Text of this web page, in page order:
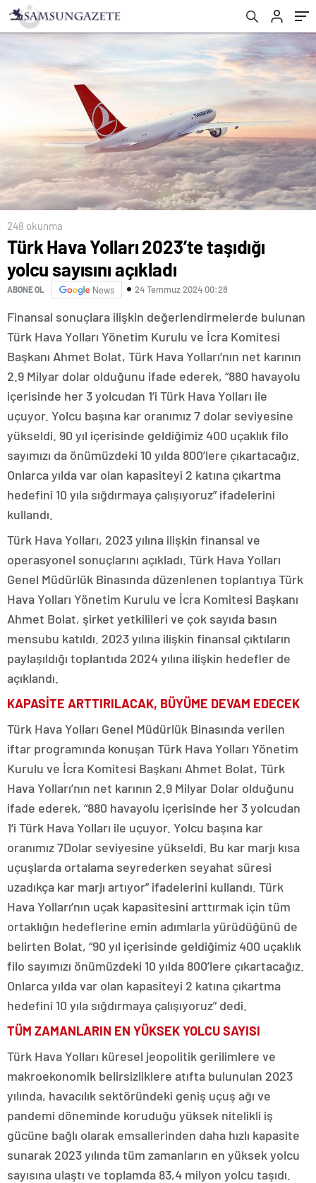
248 okunma
Türk Hava Yolları 2023’te taşıdığı
yolcu sayısını açıkladı
ABONE OL News 24 Temmuz 2024 00:28
Finansal sonuçlara ilişkin değerlendirmelerde bulunan
Türk Hava Yolları Yönetim Kurulu ve İcra Komitesi
Başkanı Ahmet Bolat, Türk Hava Yolları’nın net karının
2.9 Milyar dolar olduğunu ifade ederek, “880 havayolu
içerisinde her 3 yolcudan 1’i Türk Hava Yolları ile
uçuyor. Yolcu başına kar oranımız 7 dolar seviyesine
yükseldi. 90 yıl içerisinde geldiğimiz 400 uçaklık filo
sayımızı da önümüzdeki 10 yılda 800’lere çıkartacağız.
Onlarca yılda var olan kapasiteyi 2 katına çıkartma
hedefini 10 yıla sığdırmaya çalışıyoruz” ifadelerini
kullandı.
Türk Hava Yolları, 2023 yılına ilişkin finansal ve
operasyonel sonuçlarını açıkladı. Türk Hava Yolları
Genel Müdürlük Binasında düzenlenen toplantıya Türk
Hava Yolları Yönetim Kurulu ve İcra Komitesi Başkanı
Ahmet Bolat, şirket yetkilileri ve çok sayıda basın
mensubu katıldı. 2023 yılına ilişkin finansal çıktıların
paylaşıldığı toplantıda 2024 yılına ilişkin hedefler de
açıklandı.
KAPASİTE ARTTIRILACAK, BÜYÜME DEVAM EDECEK
Türk Hava Yolları Genel Müdürlük Binasında verilen
iftar programında konuşan Türk Hava Yolları Yönetim
Kurulu ve İcra Komitesi Başkanı Ahmet Bolat, Türk
Hava Yolları’nın net karının 2.9 Milyar Dolar olduğunu
ifade ederek, “880 havayolu içerisinde her 3 yolcudan
1’i Türk Hava Yolları ile uçuyor. Yolcu başına kar
oranımız 7Dolar seviyesine yükseldi. Bu kar marjı kısa
uçuşlarda ortalama seyrederken seyahat süresi
uzadıkça kar marjı artıyor” ifadelerini kullandı. Türk
Hava Yolları’nın uçak kapasitesini arttırmak için tüm
ortaklığın hedeflerine emin adımlarla yürüdüğünü de
belirten Bolat, “90 yıl içerisinde geldiğimiz 400 uçaklık
filo sayımızı önümüzdeki 10 yılda 800’lere çıkartacağız.
Onlarca yılda var olan kapasiteyi 2 katına çıkartma
hedefini 10 yıla sığdırmaya çalışıyoruz” dedi.
TÜM ZAMANLARIN EN YÜKSEK YOLCU SAYISI
Türk Hava Yolları küresel jeopolitik gerilimlere ve
makroekonomik belirsizliklere atıfta bulunulan 2023
yılında, havacılık sektöründeki geniş uçuş ağı ve
pandemi döneminde koruduğu yüksek nitelikli iş
gücüne bağlı olarak emsallerinden daha hızlı kapasite
sunarak 2023 yılında tüm zamanların en yüksek yolcu
sayısına ulaştı ve toplamda 83,4 milyon yolcu taşıdı.